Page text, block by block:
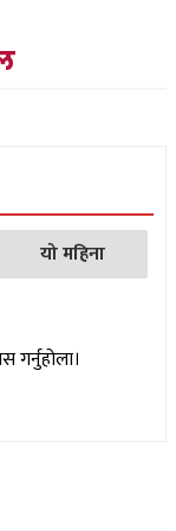
यो महिना
गर्नुहोला।